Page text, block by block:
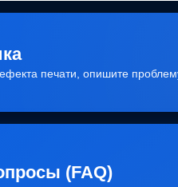
печати, опишите
(FAQ)